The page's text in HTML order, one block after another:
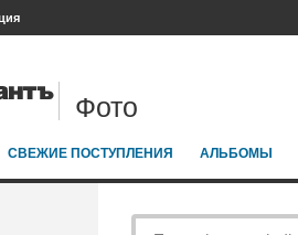
Фото
СВЕЖИЕ ПОСТУПЛЕНИЯ АЛЬБОМЫ